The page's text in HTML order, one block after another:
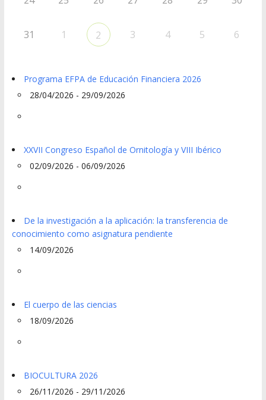
31 1 2 3 4 5 6
Programa EFPA de Educación Financiera 2026
28/04/2026 - 29/09/2026
XXVII Congreso Español de Ornitología y VIII Ibérico
02/09/2026 - 06/09/2026
De la investigación a la aplicación: la transferencia de
conocimiento como asignatura pendiente
14/09/2026
El cuerpo de las ciencias
18/09/2026
BIOCULTURA 2026
26/11/2026 - 29/11/2026